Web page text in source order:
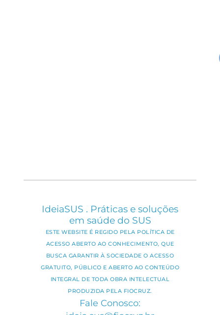
IdeiaSUS . Práticas e soluções
em saúde do SUS
ESTE WEBSITE É REGIDO PELA POLÍTICA DE
ACESSO ABERTO AO CONHECIMENTO, QUE
BUSCA GARANTIR À SOCIEDADE O ACESSO
GRATUITO, PÚBLICO E ABERTO AO CONTEÚDO
INTEGRAL DE TODA OBRA INTELECTUAL
PRODUZIDA PELA FIOCRUZ.
Fale Conosco: